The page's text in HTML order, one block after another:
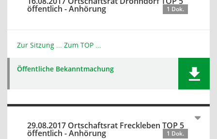
öffentlich - Anhörung 1 Dok.
Zur Sitzung ... Zum TOP ...
Öffentliche Bekanntmachung
29.08.2017 Ortschaftsrat Freckleben TOP 5
öffentlich - Anhörung 1 Dok.